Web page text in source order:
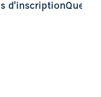
d'inscription